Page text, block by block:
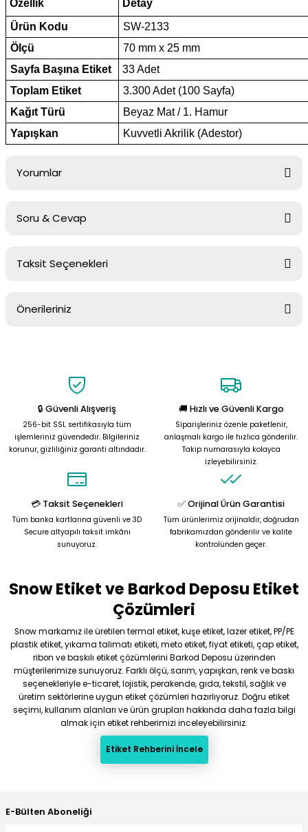
Özellik
Detay
Ürün Kodu
SW-2133
Ölçü
70 mm x 25 mm
Sayfa Başına Etiket
33 Adet
Toplam Etiket
3.300 Adet (100 Sayfa)
Kağıt Türü
Beyaz Mat / 1. Hamur
Yapışkan
Kuvvetli Akrilik (Adestor)
Yorumlar
Soru & Cevap
Ürün hakkında henüz soru sorulmamış.
Taksit Seçenekleri
Önerileriniz
Görüş ve önerileriniz için teşekkür ederiz.
Ürün resmi kalitesiz, bozuk veya görüntülenemiyor.
Ürün açıklamasında eksik bilgiler bulunuyor.
Ürün bilgilerinde hatalar bulunuyor.
Ürün fiyatı diğer sitelerden daha pahalı.
Gönder
🔒 Güvenli Alışveriş
256-bit SSL sertifikasıyla tüm
işlemleriniz güvendedir. Bilgileriniz
korunur, gizliliğiniz garanti altındadır.
🚚 Hızlı ve Güvenli Kargo
Siparişleriniz özenle paketlenir,
anlaşmalı kargo ile hızlıca gönderilir.
Takip numarasıyla kolayca
izleyebilirsiniz.
💳 Taksit Seçenekleri
Tüm banka kartlarına güvenli ve 3D
Secure altyapılı taksit imkânı
sunuyoruz.
✅ Orijinal Ürün Garantisi
Tüm ürünlerimiz orijinaldir, doğrudan
fabrikamızdan gönderilir ve kalite
kontrolünden geçer.
Snow Etiket ve Barkod Deposu Etiket
Çözümleri
Snow markamız ile üretilen termal etiket, kuşe etiket, lazer etiket, PP/PE
plastik etiket, yıkama talimatı etiketi, meto etiket, fiyat etiketi, çap etiket,
ribon ve baskılı etiket çözümlerini Barkod Deposu üzerinden
müşterilerimize sunuyoruz. Farklı ölçü, sarım, yapışkan, renk ve baskı
seçenekleriyle e-ticaret, lojistik, perakende, gıda, tekstil, sağlık ve
üretim sektörlerine uygun etiket çözümleri hazırlıyoruz. Doğru etiket
seçimi, kullanım alanları ve ürün grupları hakkında daha fazla bilgi
almak için etiket rehberimizi inceleyebilirsiniz.
Etiket Rehberini İncele
E-Bülten Aboneliği